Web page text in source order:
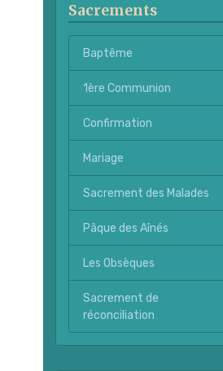
Sacrements
Baptême
1ère Communion
Confirmation
Mariage
Sacrement des Malades
Pâque des Aînés
Les Obsèques
Sacrement de
réconciliation